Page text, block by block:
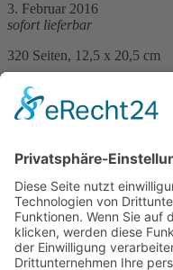
3. Februar 2016
sofort lieferbar
320 Seiten, 12,5 x 20,5 cm
Print 14,– € / E-Book 10,99 €
mehr Infos …
Heike Meckelmann
Küstenschatten
8. Februar 2017